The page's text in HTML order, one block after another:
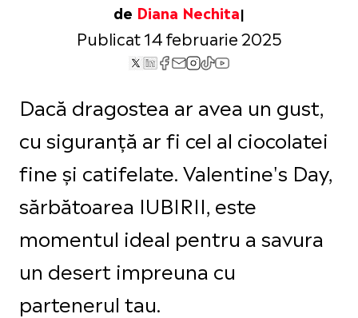
de Diana Nechita
Publicat 14 februarie 2025
Dacă dragostea ar avea un gust,
cu siguranță ar fi cel al ciocolatei
fine și catifelate. Valentine's Day,
sărbătoarea IUBIRII, este
momentul ideal pentru a savura
un desert impreuna cu
partenerul tau.